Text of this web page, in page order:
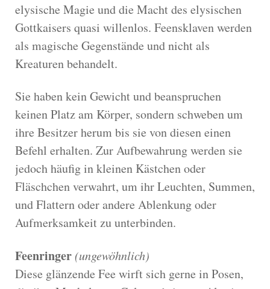
elysische Magie und die Macht des elysischen
Gottkaisers quasi willenlos. Feensklaven werden
als magische Gegenstände und nicht als
Kreaturen behandelt.
Sie haben kein Gewicht und beanspruchen
keinen Platz am Körper, sondern schweben um
ihre Besitzer herum bis sie von diesen einen
Befehl erhalten. Zur Aufbewahrung werden sie
jedoch häufig in kleinen Kästchen oder
Fläschchen verwahrt, um ihr Leuchten, Summen,
und Flattern oder andere Ablenkung oder
Aufmerksamkeit zu unterbinden.
Feenringer (ungewöhnlich)
Diese glänzende Fee wirft sich gerne in Posen,